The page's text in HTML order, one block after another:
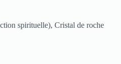
spirituelle), Cristal de roche